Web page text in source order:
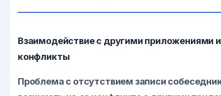
Взаимодействие с другими приложениями и
конфликты
Проблема с отсутствием записи